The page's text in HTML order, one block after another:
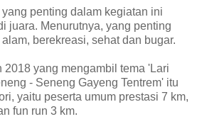
penting dalam kegiatan ini
juara. Menurutnya, yang penting
berekreasi, sehat dan bugar.
2018 yang mengambil tema 'Lari
- Seneng Gayeng Tentrem' itu
yaitu peserta umum prestasi 7 km,
fun run 3 km.